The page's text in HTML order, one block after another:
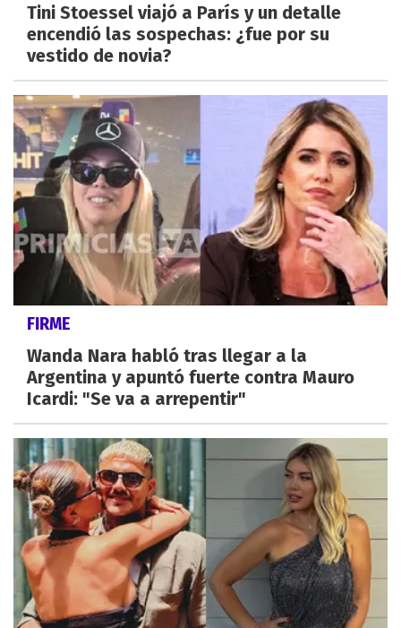
Tini Stoessel viajó a París y un detalle
encendió las sospechas: ¿fue por su
vestido de novia?
FIRME
Wanda Nara habló tras llegar a la
Argentina y apuntó fuerte contra Mauro
Icardi: "Se va a arrepentir"